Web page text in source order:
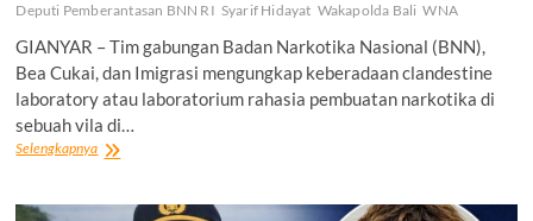
Deputi Pemberantasan BNN RI Syarif Hidayat Wakapolda Bali WNA
GIANYAR – Tim gabungan Badan Narkotika Nasional (BNN),
Bea Cukai, dan Imigrasi mengungkap keberadaan clandestine
laboratory atau laboratorium rahasia pembuatan narkotika di
sebuah vila di…
SelengkapnyaBNN